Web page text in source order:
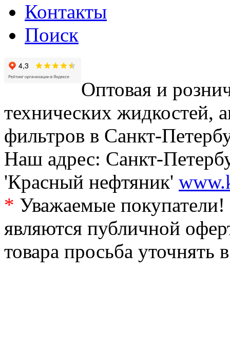
Контакты
Поиск
Оптовая и
технических жидкостей,
фильтров в Санкт-
Наш адрес: Санкт-
'Красный нефтяник'
* Уважаемые
являются публичной
товара просьба уточнять